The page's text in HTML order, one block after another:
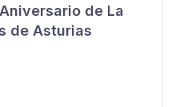
de La
de Asturias